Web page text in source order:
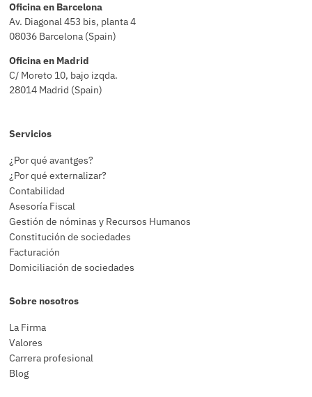
Oficina en Barcelona
Av. Diagonal 453 bis, planta 4
08036 Barcelona (Spain)
Oficina en Madrid
C/ Moreto 10, bajo izqda.
28014 Madrid (Spain)
Servicios
¿Por qué avantges?
¿Por qué externalizar?
Contabilidad
Asesoría Fiscal
Gestión de nóminas y Recursos Humanos
Constitución de sociedades
Facturación
Domiciliación de sociedades
Sobre nosotros
La Firma
Valores
Carrera profesional
Blog